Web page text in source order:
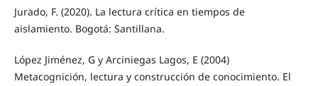
Jurado, F. (2020). La lectura crítica en tiempos de
aislamiento. Bogotá: Santillana.
López Jiménez, G y Arciniegas Lagos, E (2004)
Metacognición, lectura y construcción de conocimiento. El